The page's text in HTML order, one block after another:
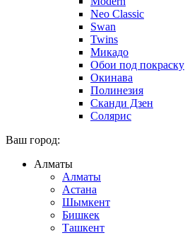
Neo Classic
Swan
Twins
Микадо
Обои под покраску
Окинава
Полинезия
Сканди Дзен
Солярис
Ваш город:
Алматы
Алматы
Астана
Шымкент
Бишкек
Ташкент